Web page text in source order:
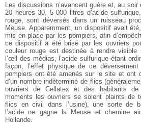
Les discussions n’avancent guère et, au
20 heures 30, 5 000 litres d’acide
rouge, sont déversés dans un ruisseau
Meuse. Apparemment, un dispositif avait
mis en place par les pompiers, afin
ce dispositif a été brisé par les ouvriers
couleur rouge est destinée à rendre visible
l’œil des médias, l’acide sulfurique étant
façon, l’effet physique de ce
pompiers ont été amenés sur le site et ont
d’un nombre indéterminé de flics
ouvriers de Cellatex et des habitants de
moments les ouvriers se soient plaints de
flics en civil dans l’usine), une sorte de
l’acide ne gagne la Meuse et chemine
Hollande.